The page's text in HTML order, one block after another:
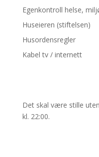
Egenkontroll helse,
Huseieren (stiftelsen)
Husordensregler
Kabel tv / internett
Det skal være stille
kl. 22:00.